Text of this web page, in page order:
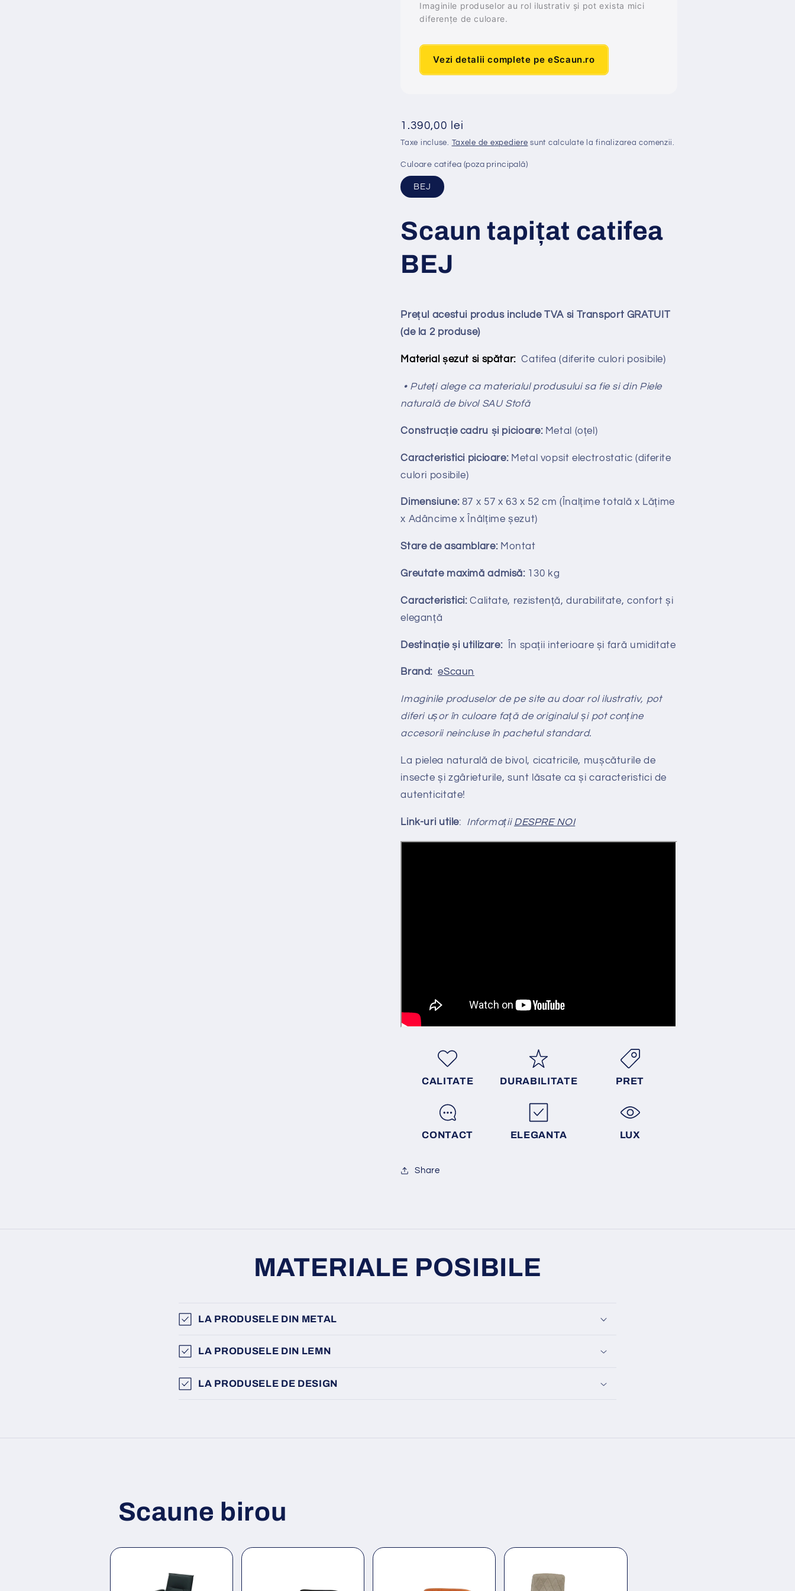
Imaginile produselor au rol ilustrativ și pot exista mici
diferențe de culoare.
Vezi detalii complete pe eScaun.ro
Preț
obișnuit
1.390,00 lei
Taxe incluse. Taxele de expediere sunt calculate la finalizarea comenzii.
Culoare catifea (poza principală)
BEJ
Scaun tapițat catifea
BEJ
Prețul acestui produs include TVA si Transport GRATUIT
(de la 2 produse)
Material șezut si spătar: Catifea (diferite culori posibile)
• Puteți alege ca materialul produsului sa fie si din Piele
naturală de bivol SAU Stofă
Construcție cadru și picioare:Metal (oțel)
Caracteristici picioare: Metal vopsit electrostatic (diferite
culori posibile)
Dimensiune: 87 x 57 x 63 x 52 cm(Înalțime totală x Lățime
x Adâncime x Înălțime șezut)
Stare de asamblare: Montat
Greutate maximă admisă: 130 kg
Caracteristici:Calitate, rezistență, durabilitate, confort și
eleganță
Destinație și utilizare:În spații interioare și fară umiditate
Brand:eScaun
Imaginile produselor de pe site au doar rol ilustrativ, pot
diferi ușor în culoare față de originalul și pot conține
accesorii neincluse în pachetul standard.
La pielea naturală de bivol, cicatricile, mușcăturile de
insecte și zgârieturile, sunt lăsate ca și caracteristici de
autenticitate!
Link-uri utile: Informații DESPRE NOI
CALITATE DURABILITATE PRET
CONTACT ELEGANTA LUX
Share
MATERIALE POSIBILE
LA PRODUSELE DIN METAL
LA PRODUSELE DIN LEMN
LA PRODUSELE DE DESIGN
Scaune birou